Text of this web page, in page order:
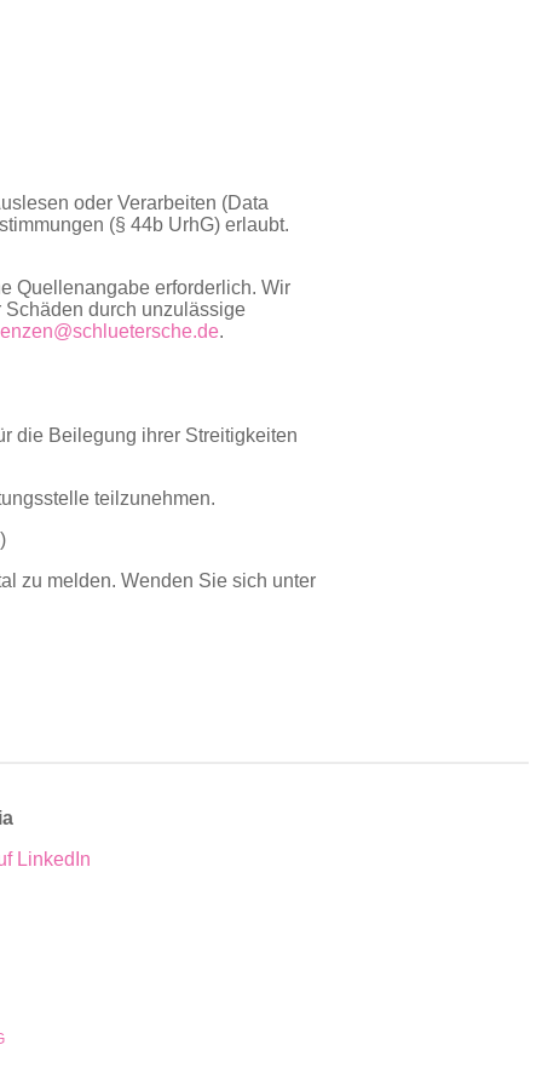
oder Verarbeiten (Data
(§ 44b UrhG) erlaubt.
Quellenangabe erforderlich. Wir
durch unzulässige
.
die Beilegung ihrer Streitigkeiten
teilzunehmen.
zu melden. Wenden Sie sich unter
LinkedIn